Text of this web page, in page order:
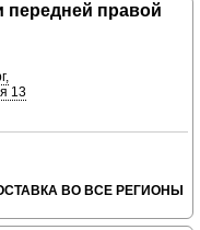
передней правой
13
ВО ВСЕ РЕГИОНЫ